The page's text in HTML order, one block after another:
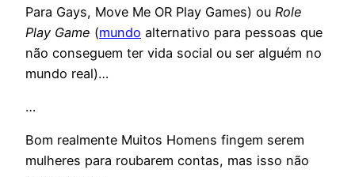
Para Gays, Move Me OR Play Games) ou Role
Play Game (mundo alternativo para pessoas que
não conseguem ter vida social ou ser alguém no
mundo real)…
…
Bom realmente Muitos Homens fingem serem
mulheres para roubarem contas, mas isso não